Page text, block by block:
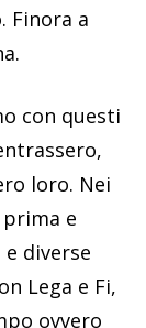
Finora a
con questi
loro. Nei
e
diverse
Lega e Fi,
ovvero